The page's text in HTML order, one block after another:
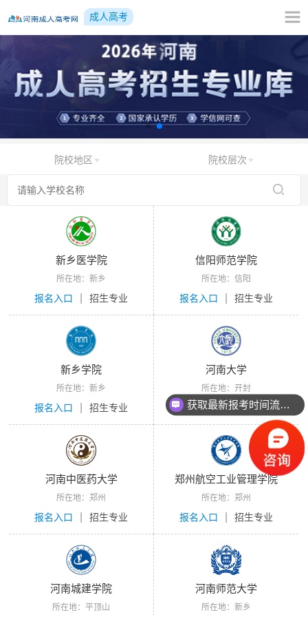
成人高考
院校地区 院校层次
新乡医学院
所在地：新乡
报名入口 招生专业
信阳师范学院
所在地：信阳
报名入口 招生专业
新乡学院
所在地：新乡
报名入口 招生专业
河南大学
所在地：开封
报名入口 | 招生专业
河南中医药大学
所在地：郑州
报名入口 招生专业
郑州航空工业管理学院
所在地：郑州
报名入口 招生专业
河南城建学院
所在地：平顶山
河南师范大学
所在地：新乡
获取最新报考时间流程！